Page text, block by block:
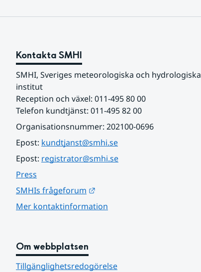
Kontakta SMHI
SMHI, Sveriges meteorologiska och hydrologiska
institut
Reception och växel: 011-495 80 00
Telefon kundtjänst: 011-495 82 00
Organisationsnummer: 202100-0696
Epost: kundtjanst@smhi.se
Epost: registrator@smhi.se
Press
SMHIs frågeforum
Mer kontaktinformation
Om webbplatsen
Tillgänglighetsredogörelse